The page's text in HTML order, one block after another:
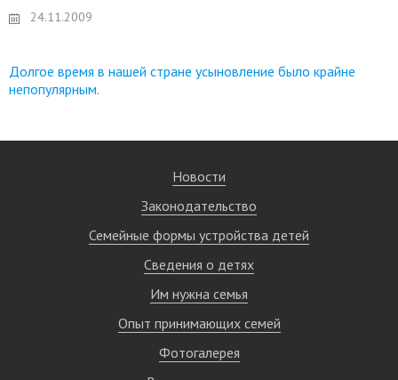
24.11.2009
Долгое время в нашей стране усыновление было крайне
непопулярным.
Новости
Законодательство
Семейные формы устройства детей
Сведения о детях
Им нужна семья
Опыт принимающих семей
Фотогалерея